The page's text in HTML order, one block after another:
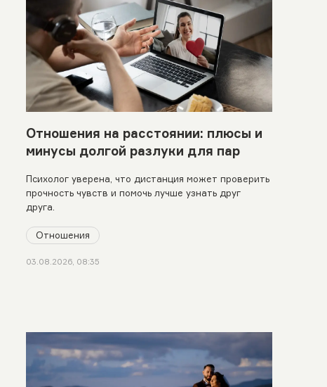
Отношения на расстоянии: плюсы и
минусы долгой разлуки для пар
Психолог уверена, что дистанция может проверить
прочность чувств и помочь лучше узнать друг
друга.
Отношения
03.08.2026, 08:35